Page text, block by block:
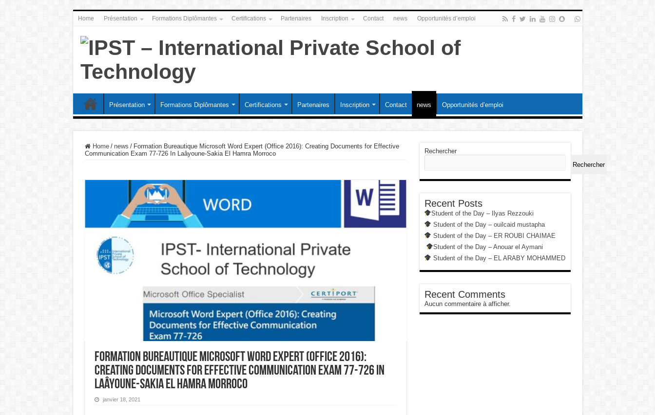
Home Présentation Formations Diplômantes Certifications Partenaires Inscription Contact news Opportunités d’emploi
Présentation Formations Diplômantes Certifications Partenaires Inscription Contact news Opportunités d’emploi
Home / news / Formation Bureautique Microsoft Word Expert (Office 2016): Creating Documents for Effective
Communication Exam 77-726 In Laâyoune-Sakia El Hamra Morroco
Formation Bureautique Microsoft Word Expert (Office 2016):
Creating Documents for Effective Communication Exam 77-726 In
Laâyoune-Sakia El Hamra Morroco
janvier 18, 2021
Rechercher
Rechercher
Recent Posts
Student of the Day – Ilyas Rezzouki
Student of the Day – ouilcaid mustapha
Student of the Day – ER ROUBI CHAIMAE
Student of the Day – Anouar el Aymani
Student of the Day – EL ARABY MOHAMMED
Recent Comments
Aucun commentaire à afficher.